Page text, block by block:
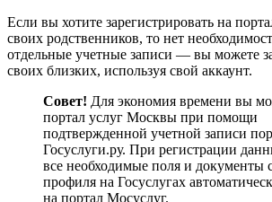
Если вы хотите зарегистрировать на
своих родственников, то нет
отдельные учетные записи — вы можете
своих близких, используя свой аккаунт.
Совет! Для экономия времени вы
портал услуг Москвы при помощи
подтвержденной учетной записи
Госуслуги.ру. При регистрации
все необходимые поля и документы
профиля на Госуслугах
на портал Мосуслуг.